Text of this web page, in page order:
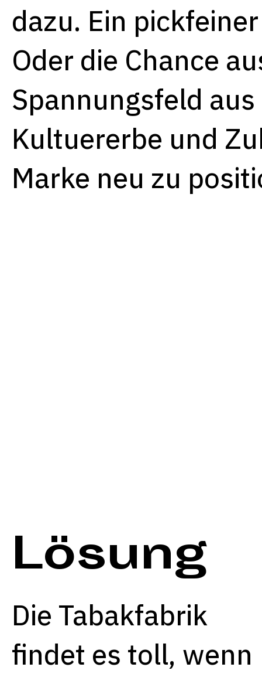
dazu. Ein
Oder die Chance
Spannungsfeld aus
Kultuererbe und
Marke neu zu
Lösung
Die Tabakfabrik
findet es toll, wenn